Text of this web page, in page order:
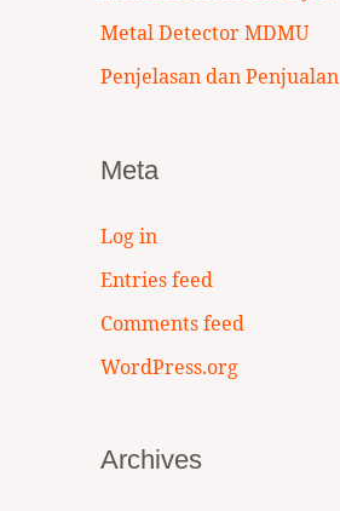
Metal Detector MDMU
Penjelasan dan Penjualan
Meta
Log in
Entries feed
Comments feed
WordPress.org
Archives